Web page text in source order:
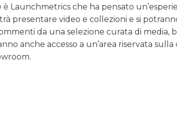
Launchmetrics che ha pensato
presentare video e collezioni e si
da una selezione curata di media,
anche accesso a un’area riservata